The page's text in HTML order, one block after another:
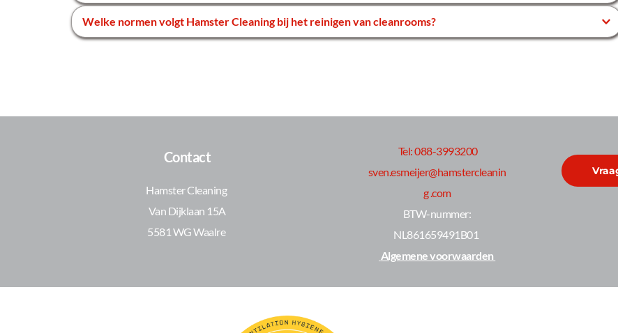
voorkomen.
Dit is afhankelijk van de sector en het gebruik van de cleanroom, maar regelmatig onderhoud is noodzakelijk om aan de
normeringen te voldoen.
Contact
Hamster Cleaning
Van Dijklaan 15A
5581 WG Waalre
Tel: 088-3993200
sven.esmeijer@hamstercleanin
g .com
NL861659491B01
Algemene voorwaarden